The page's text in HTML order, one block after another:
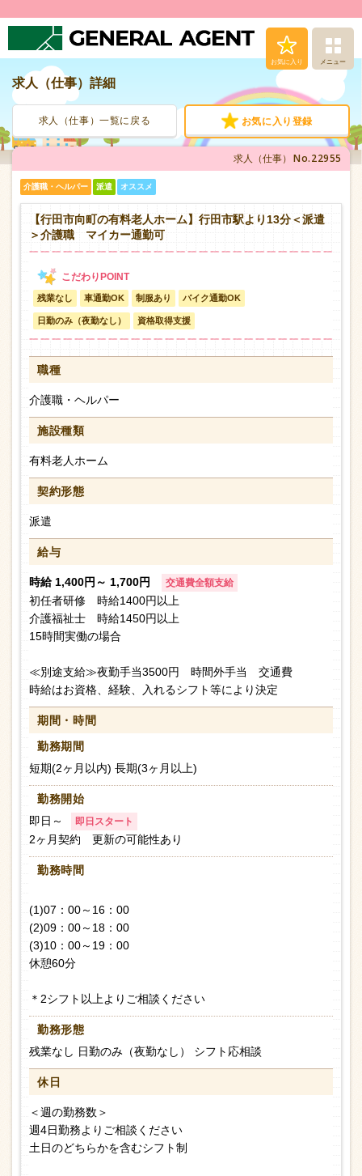
お気に入り メニュー
人材派遣サービス
転職支援サービス
登録から就業まで
お問い合わせ
求人（仕事）詳細
求人（仕事）一覧に戻る お気に入り登録
求人（仕事） No.22955
介護職・ヘルパー 派遣 オススメ
【行田市向町の有料老人ホーム】行田市駅より13分＜派遣
＞介護職 マイカー通勤可
残業なし 車通勤OK 制服あり バイク通勤OK
日勤のみ（夜勤なし） 資格取得支援
職種
介護職・ヘルパー
施設種類
有料老人ホーム
契約形態
派遣
給与
時給 1,400円～ 1,700円 交通費全額支給
初任者研修 時給1400円以上
介護福祉士 時給1450円以上
15時間実働の場合
≪別途支給≫夜勤手当3500円 時間外手当 交通費
時給はお資格、経験、入れるシフト等により決定
期間・時間
勤務期間
短期(2ヶ月以内) 長期(3ヶ月以上)
勤務開始
即日～
即日スタート
2ヶ月契約 更新の可能性あり
勤務時間
(1)07：00～16：00
(2)09：00～18：00
(3)10：00～19：00
休憩60分
＊2シフト以上よりご相談ください
勤務形態
残業なし 日勤のみ（夜勤なし） シフト応相談
休日
＜週の勤務数＞
週4日勤務よりご相談ください
土日のどちらかを含むシフト制